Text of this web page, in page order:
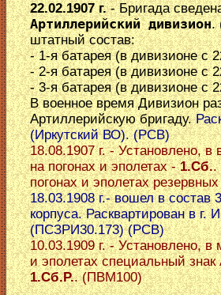
22.02.1907 г.- Бригада
Артиллерийский дивизион.
штатный состав:
- 1-я батарея (в дивизионе с
- 2-я батарея (в дивизионе с
- 3-я батарея (в дивизионе с
В военное время Дивизион
Артиллерийскую бригаду.
(Иркутский ВО). (РСВ)
18.08.1907 г. - Установлено,
на погонах и эполетах -1.Сб..
погонах и эполетах
18.03.1908 г.- вошел в состав
корпуса. Расквартирован в г.
(ПСЗРИ30.173) (РСВ)
10.03.1909 г. - Установлено,
и эполетах специальный
1.Сб.Р.. (ПВМ100)